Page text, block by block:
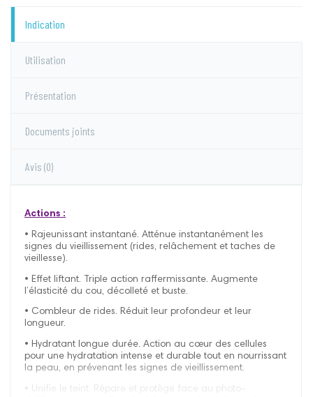
Indication
Utilisation
Présentation
Documents joints
Avis (0)
Actions :
• Rajeunissant instantané. Atténue instantanément les
signes du vieillissement (rides, relâchement et taches de
vieillesse).
• Effet liftant. Triple action raffermissante. Augmente
l’élasticité du cou, décolleté et buste.
• Combleur de rides. Réduit leur profondeur et leur
longueur.
• Hydratant longue durée. Action au cœur des cellules
pour une hydratation intense et durable tout en nourrissant
la peau, en prévenant les signes de vieillissement.